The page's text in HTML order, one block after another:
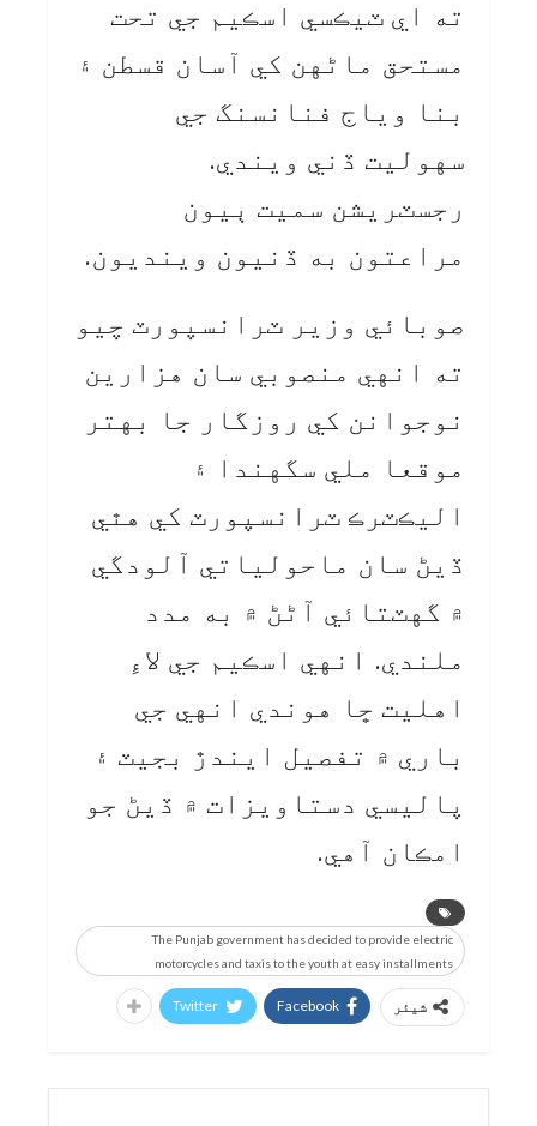
ته اي ٽيڪسي اسڪيم جي تحت
مستحق ماڻهن کي آسان قسطن ۽
بنا وياج فنانسنگ جي
سهوليت ڏني ويندي.
رجسٽريشن سميت ٻيون
مراعتون به ڏنيون وينديون.
صوبائي وزير ٽرانسپورٽ چيو
ته انهي منصوبي سان هزارين
نوجوانن کي روزگار جا بهتر
موقعا ملي سگهندا ۽
اليڪٽرڪ ٽرانسپورٽ کي هٿي
ڏيڻ سان ماحولياتي آلودگي
۾ گهٽتائي آڻڻ ۾ به مدد
ملندي. انهي اسڪيم جي لاءِ
اهليت ڇا هوندي انهي جي
باري ۾ تفصيل ايندڙ بجيٽ ۽
پاليسي دستاويزات ۾ ڏيڻ جو
امڪان آهي.
The Punjab government has decided to provide electric
motorcycles and taxis to the youth at easy installments
شیئر Facebook
Twitter